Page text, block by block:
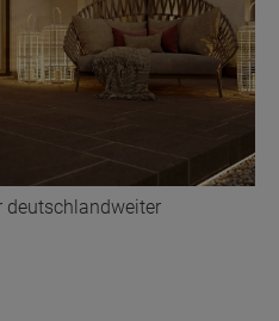
deutschlandweiter